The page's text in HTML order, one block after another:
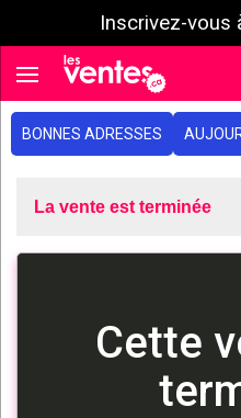
Inscrivez-vous
Toggle navigation
BONNES ADRESSES
La vente est terminée
Cette